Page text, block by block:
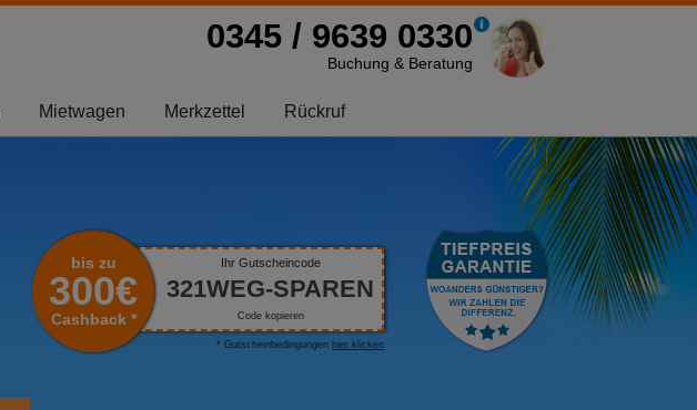
0345 / 9639 0330
Buchung & Beratung
Mietwagen Merkzettel Rückruf
bis zu
300€
Cashback *
Ihr Gutscheincode
321WEG-SPAREN
Code kopieren
* Gutscheinbedingungen hier klicken